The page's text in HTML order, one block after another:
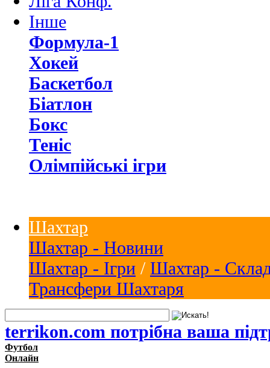
Інше
Формула-1
Хокей
Баскетбол
Біатлон
Бокс
Теніс
Олімпійські ігри
Шахтар
Шахтар - Новини
Шахтар - Ігри / Шахтар -
Трансфери Шахтаря
terrikon.com потрібна ваша
Футбол
Онлайн